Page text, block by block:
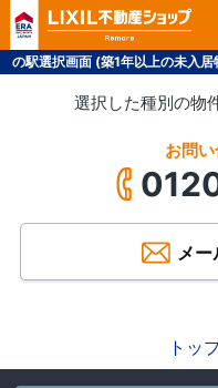
の駅選択画面 (築1年以上の未入居
選択した種別の物
お問
メー
トッ